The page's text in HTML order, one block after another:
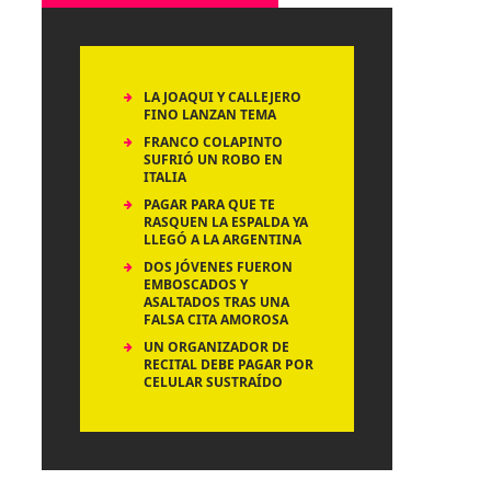
LA JOAQUI Y CALLEJERO
FINO LANZAN TEMA
FRANCO COLAPINTO
SUFRIÓ UN ROBO EN
ITALIA
PAGAR PARA QUE TE
RASQUEN LA ESPALDA YA
LLEGÓ A LA ARGENTINA
DOS JÓVENES FUERON
EMBOSCADOS Y
ASALTADOS TRAS UNA
FALSA CITA AMOROSA
UN ORGANIZADOR DE
RECITAL DEBE PAGAR POR
CELULAR SUSTRAÍDO